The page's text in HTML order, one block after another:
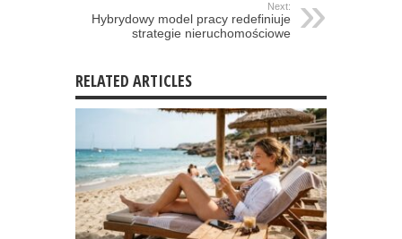
Next:
Hybrydowy model pracy redefiniuje
strategie nieruchomościowe
RELATED ARTICLES